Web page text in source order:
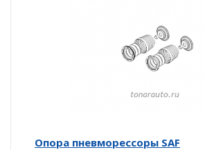
Опора пневморессоры SAF